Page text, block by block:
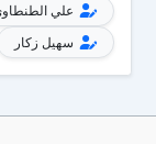
علي
سهيل زكار